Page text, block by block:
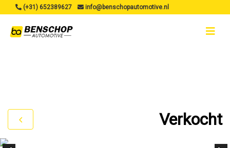
(+31) 652389627 info@benschopautomotive.nl
Verkocht